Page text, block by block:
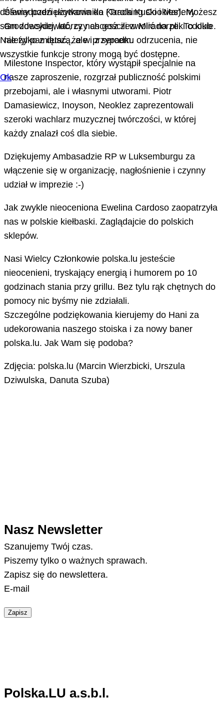
Ślemy podziękowania do Karola Kuski i Marleny
Grodowskiej, którzy nas gościli w Miradorze. To klub
nie tylko z duszą, ale i z sercem.
Milestone Inspector, który wystąpił specjalnie na
nasze zaproszenie, rozgrzał publiczność polskimi
przebojami, ale i własnymi utworami. Piotr
Damasiewicz, Inoyson, Neoklez zaprezentowali
szeroki wachlarz muzycznej twórczości, w której
każdy znalazł coś dla siebie.
Dziękujemy Ambasadzie RP w Luksemburgu za
włączenie się w organizację, nagłośnienie i czynny
udział w imprezie :-)
Jak zwykle nieoceniona Ewelina Cardoso zaopatrzyła
nas w polskie kiełbaski. Zaglądajcie do polskich
sklepów.
Nasi Wielcy Członkowie polska.lu jesteście
nieocenieni, tryskający energią i humorem po 10
godzinach stania przy grillu. Bez tylu rąk chętnych do
pomocy nic byśmy nie zdziałali.
Szczególne podziękowania kierujemy do Hani za
udekorowania naszego stoiska i za nowy baner
polska.lu. Jak Wam się podoba?
Zdjęcia: polska.lu (Marcin Wierzbicki, Urszula
Dziwulska, Danuta Szuba)
Nasz Newsletter
Szanujemy Twój czas.
Piszemy tylko o ważnych sprawach.
Zapisz się do newslettera.
E-mail
Zapisz
Polska.LU a.s.b.l.
doświadczeń użytkownika (Tracking Cookies). Możesz
sam zdecydować, czy chcesz zezwolić na pliki cookie.
Należy pamiętać, że w przypadku odrzucenia, nie
wszystkie funkcje strony mogą być dostępne.
Ok